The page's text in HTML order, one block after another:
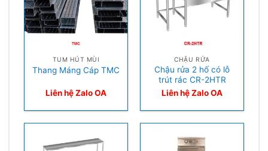
TUM HÚT MÙI
Thang Máng Cáp TMC
Liên hệ Zalo OA
CHẬU RỬA
Chậu rửa 2 hố có lỗ
trút rác CR-2HTR
Liên hệ Zalo OA